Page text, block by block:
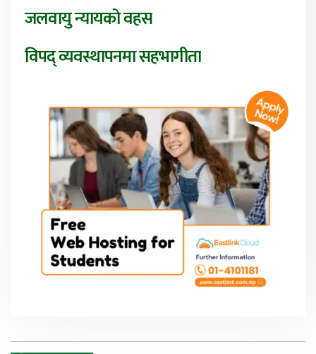
जलवायु न्यायको वहस
विपद् व्यवस्थापनमा सहभागीता